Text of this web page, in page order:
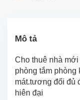
Mô tả
Cho thuê nhà
phòng tắm phòng
mát.tương đối đủ
hiên đại